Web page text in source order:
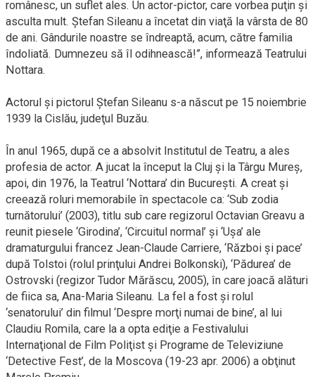
românesc, un suflet ales. Un actor-pictor, care vorbea puţin şi
asculta mult. Ştefan Sileanu a încetat din viaţă la vârsta de 80
de ani. Gândurile noastre se îndreaptă, acum, către familia
îndoliată. Dumnezeu să îl odihnească!”, informează Teatrului
Nottara.
Actorul şi pictorul Ştefan Sileanu s-a născut pe 15 noiembrie
1939 la Cislău, judeţul Buzău.
În anul 1965, după ce a absolvit Institutul de Teatru, a ales
profesia de actor. A jucat la început la Cluj şi la Târgu Mureş,
apoi, din 1976, la Teatrul ‘Nottara’ din Bucureşti. A creat şi
creează roluri memorabile în spectacole ca: ‘Sub zodia
turnătorului’ (2003), titlu sub care regizorul Octavian Greavu a
reunit piesele ‘Girodina’, ‘Circuitul normal’ şi ‘Uşa’ ale
dramaturgului francez Jean-Claude Carriere, ‘Război şi pace’
după Tolstoi (rolul prinţului Andrei Bolkonski), ‘Pădurea’ de
Ostrovski (regizor Tudor Mărăscu, 2005), în care joacă alături
de fiica sa, Ana-Maria Sileanu. La fel a fost şi rolul
‘senatorului’ din filmul ‘Despre morţi numai de bine’, al lui
Claudiu Romila, care la a opta ediţie a Festivalului
Internaţional de Film Poliţist şi Programe de Televiziune
‘Detective Fest’, de la Moscova (19-23 apr. 2006) a obţinut